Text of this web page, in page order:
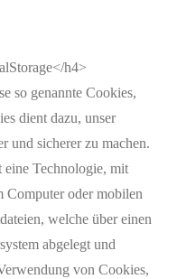
h4>
so genannte Cookies,
dient dazu, unser
und sicherer zu machen.
eine Technologie, mit
Computer oder mobilen
welche über einen
abgelegt und
von Cookies,